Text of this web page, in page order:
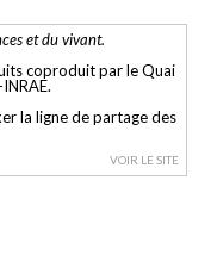
et du vivant.
coproduit par le Quai
la ligne de partage des
VOIR LE SITE